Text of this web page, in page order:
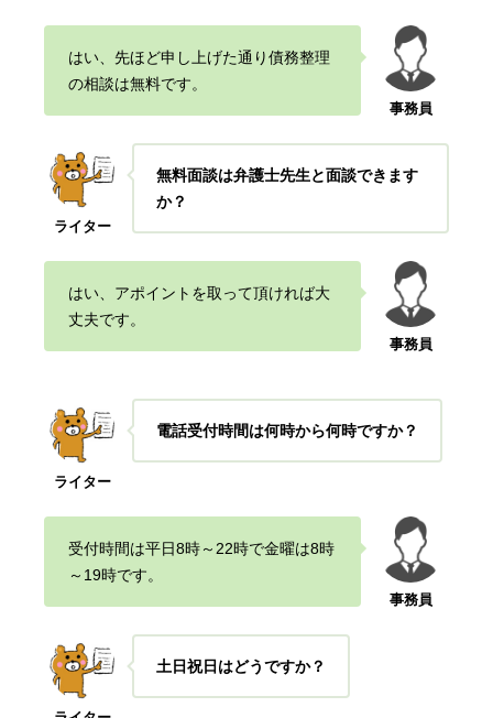
事務員
はい、先ほど申し上げた通り債務整理
の相談は無料です。
ライター
無料面談は弁護士先生と面談できます
か？
事務員
はい、アポイントを取って頂ければ大
丈夫です。
ライター
電話受付時間は何時から何時ですか？
事務員
受付時間は平日8時～22時で金曜は8時
～19時です。
土日祝日はどうですか？